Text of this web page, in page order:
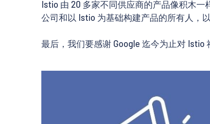
Istio 由 20 多家不同供应商的产品像积木
公司和以 Istio 为基础构建产品的所有人，
最后，我们要感谢 Google 迄今为止对 Istio